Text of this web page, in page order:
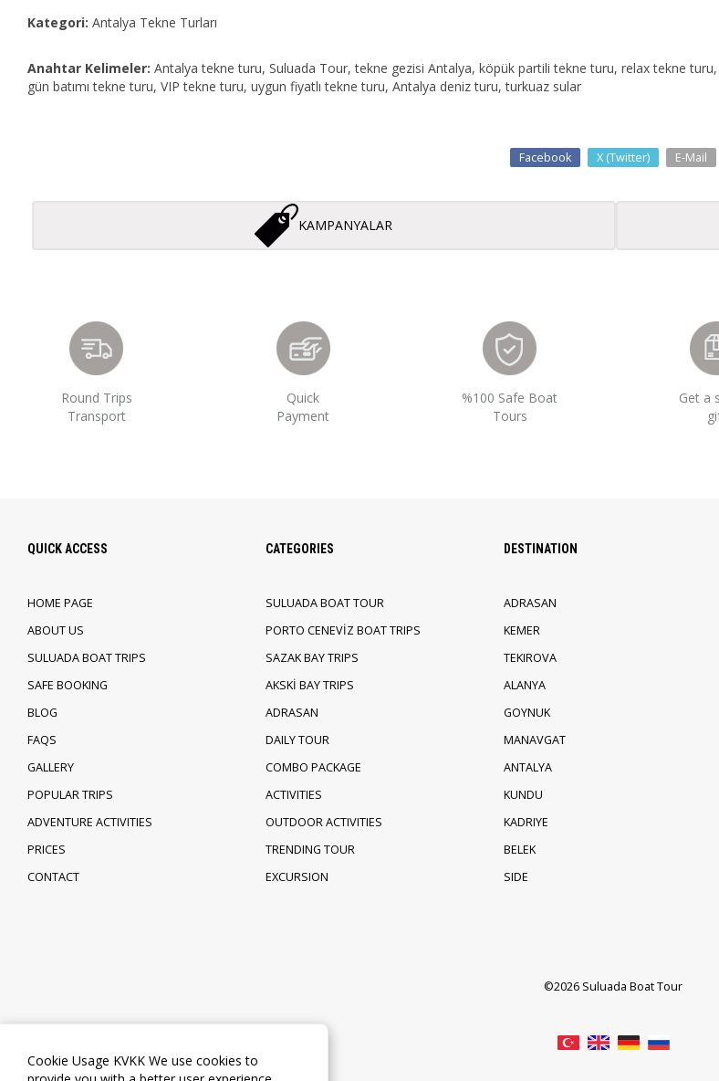
Kategori: Antalya Tekne Turları
Anahtar Kelimeler: Antalya tekne turu, Suluada Tour, tekne gezisi Antalya, köpük partili tekne turu, relax tekne turu,
gün batımı tekne turu, VIP tekne turu, uygun fiyatlı tekne turu, Antalya deniz turu, turkuaz sular
Facebook X (Twitter) E-Mail
KAMPANYALAR
Round Trips
Transport
Quick
Payment
%100 Safe Boat
Tours
Get a
Cookie Usage KVKK We use cookies to
QUICK ACCESS
HOME PAGE
ABOUT US
SULUADA BOAT TRIPS
SAFE BOOKING
BLOG
FAQS
GALLERY
POPULAR TRIPS
ADVENTURE ACTIVITIES
PRICES
CONTACT
CATEGORIES
SULUADA BOAT TOUR
PORTO CENEVİZ BOAT TRIPS
SAZAK BAY TRIPS
AKSKİ BAY TRIPS
ADRASAN
DAILY TOUR
COMBO PACKAGE
ACTIVITIES
OUTDOOR ACTIVITIES
TRENDING TOUR
EXCURSION
DESTINATION
ADRASAN
KEMER
TEKIROVA
ALANYA
GOYNUK
MANAVGAT
ANTALYA
KUNDU
KADRIYE
BELEK
SIDE
©2026 Suluada Boat Tour